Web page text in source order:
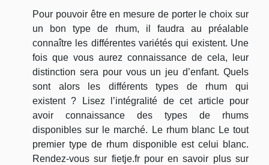
Pour pouvoir être en mesure de porter le choix sur
un bon type de rhum, il faudra au préalable
connaître les différentes variétés qui existent. Une
fois que vous aurez connaissance de cela, leur
distinction sera pour vous un jeu d’enfant. Quels
sont alors les différents types de rhum qui
existent ? Lisez l’intégralité de cet article pour
avoir connaissance des types de rhums
disponibles sur le marché. Le rhum blanc Le tout
premier type de rhum disponible est celui blanc.
Rendez-vous sur fietje.fr pour en savoir plus sur